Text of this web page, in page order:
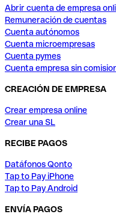
Abrir cuenta de empresa
Remuneración de cuentas
Cuenta autónomos
Cuenta microempresas
Cuenta pymes
Cuenta empresa sin
CREACIÓN DE EMPRESA
Crear empresa online
Crear una SL
RECIBE PAGOS
Datáfonos Qonto
Tap to Pay iPhone
Tap to Pay Android
ENVÍA PAGOS